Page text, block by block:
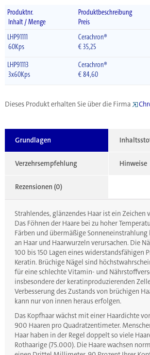
Produktnr.
Produktbeschreibung
Inhalt / Menge
Preis
LHP91111
Cerachron®
60Kps
€35,25
LHP91113
Cerachron®
3x60Kps
€84,60
Dieses Produkt erhalten Sie über die Firma
Grundlagen
Verzehrsempfehlung Hinweise
Rezensionen (0)
Strahlendes, glänzendes Haar ist ein
Das Föhnen der Haare bei zu hoher
Färben und übermäßige Sonneneinstrahlung
an Haar und Haarwurzeln verursachen. Die
100 bis 150 Lagen eines widerstandsfähigen
Keratin. Brüchige Nägel sind
für eine schlechte Vitamin- und
insbesondere der keratinproduzierenden
Verbesserung des Zustands von brüchigen
kann nur von innen heraus erfolgen.
Das Kopfhaar wächst mit einer Haardichte
900 Haaren pro Quadratzentimeter.
Haar haben in der Regel doppelt so viele
Rothaarige (75.000). Die Haare wachsen